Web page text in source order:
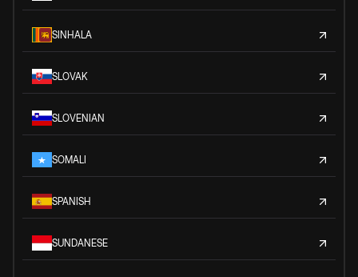
SINHALA
SLOVAK
SLOVENIAN
SOMALI
SPANISH
SUNDANESE